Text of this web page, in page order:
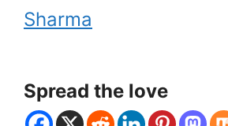
Sharma
Spread the love